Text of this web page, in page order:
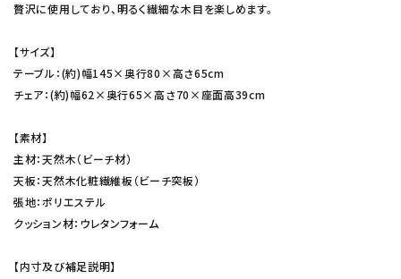
贅沢に使用しており、明るく繊細な木目を楽しめます。
【サイズ】
テーブル：(約)幅145×奥行80×高さ65cm
チェア：(約)幅62×奥行65×高さ70×座面高39cm
【素材】
主材：天然木（ビーチ材）
天板：天然木化粧繊維板（ビーチ突板）
張地：ポリエステル
クッション材：ウレタンフォーム
【内寸及び補足説明】